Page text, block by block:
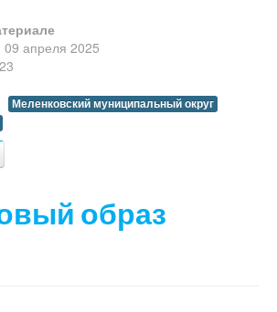
апреля 2025
Меленковский муниципальный округ
образ